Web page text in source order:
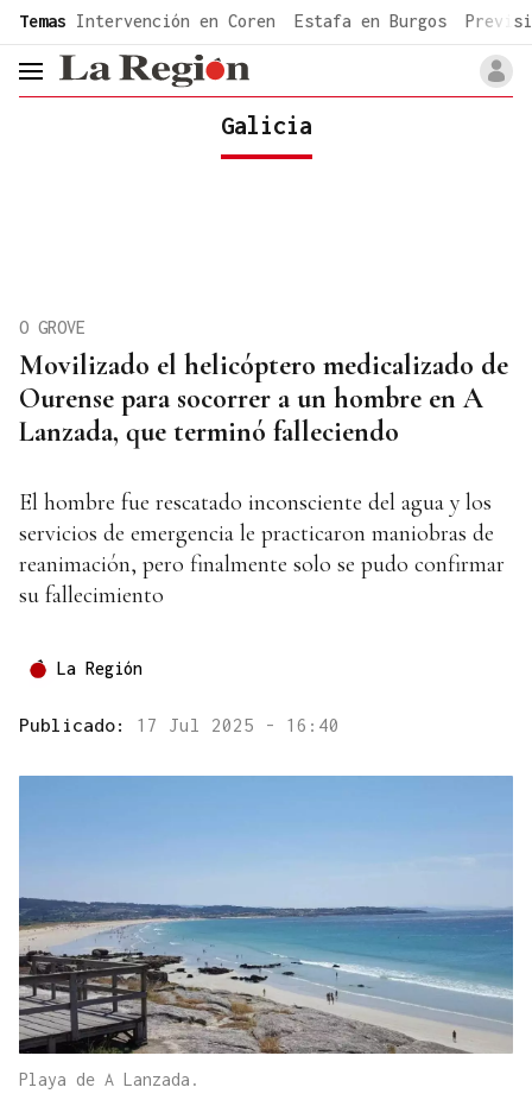
common.go-to-content
Temas Intervención en Coren Estafa en Burgos
header.menu.open
Galicia
Movilizado el helicóptero medicalizado de
Ourense para socorrer a un hombre en A
Lanzada, que terminó falleciendo
O GROVE
El hombre fue rescatado inconsciente del agua y los
servicios de emergencia le practicaron maniobras de
reanimación, pero finalmente solo se pudo confirmar
su fallecimiento
La Región
Publicado: 17 Jul 2025 - 16:40
Playa de A Lanzada.